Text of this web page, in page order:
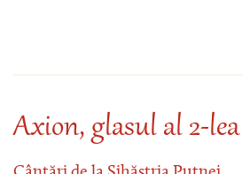
Axion, glasul al 2-lea